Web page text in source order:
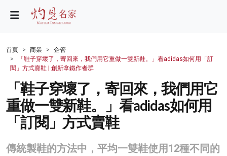
財經
生活
健康
商業
科技
影片
首頁 商業
企管
「鞋子穿壞了，寄回來，我們用它重做一雙新鞋。」看adidas如何用「訂
閱」方式賣鞋 | 創新拿鐵作者群
「鞋子穿壞了，寄回來，我們用它
重做一雙新鞋。」看adidas如何用
「訂閱」方式賣鞋
傳統製鞋的方法中，平均一雙鞋使用12種不同的